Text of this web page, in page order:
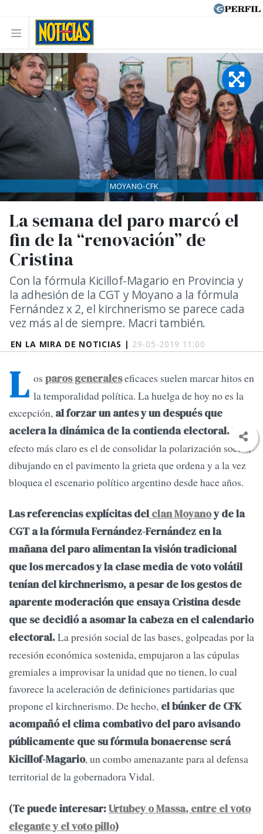
EN LA MIRA DE NOTICIAS | 29-05-2019 11:00
La semana del paro marcó el
fin de la “renovación” de
Cristina
Con la fórmula Kicillof-Magario en Provincia y
la adhesión de la CGT y Moyano a la fórmula
Fernández x 2, el kirchnerismo se parece cada
vez más al de siempre. Macri también.
MOYANO-CFK
L os paros generaleseficaces suelen marcar hitos en
la temporalidad política. La huelga de hoy no es la
excepción, al forzar un antes y un después que
acelera la dinámica de la contienda electoral.El
efecto más claro es el de consolidar la polarización social,
dibujando en el pavimento la grieta que ordena y a la vez
bloquea el escenario político argentino desde hace años.
Las referencias explícitas delclan Moyanoy de la
CGT a la fórmula Fernández-Fernández en la
mañana del paro alimentan la visión tradicional
que los mercados y la clase media de voto volátil
tenían del kirchnerismo, a pesar de los gestos de
aparente moderación que ensaya Cristina desde
que se decidió a asomar la cabeza en el calendario
electoral.La presión social de las bases, golpeadas por la
recesión económica sostenida, empujaron a las cúpulas
gremiales a improvisar la unidad que no tienen, lo cual
favorece la aceleración de definiciones partidarias que
propone el kirchnerismo. De hecho, el búnker de CFK
acompañó el clima combativo del paro avisando
públicamente que su fórmula bonaerense será
Kicillof-Magario, un combo amenazante para al defensa
territorial de la gobernadora Vidal.
(Te puede interesar:Urtubey o Massa, entre el voto
elegante y el voto pillo)